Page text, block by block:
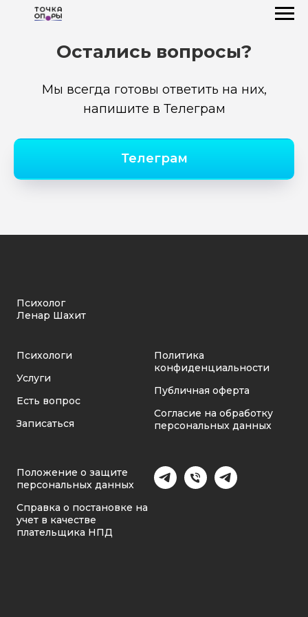
Остались вопросы?
Мы всегда готовы ответить на них,
напишите в Телеграм
Телеграм
Психолог
Ленар Шахит
Психологи
Услуги
Есть вопрос
Записаться
Политика
конфиденциальности
Публичная оферта
Согласие на обработку
персональных данных
Положение о защите
персональных данных
Справка о постановке на
учет в качестве
плательщика НПД